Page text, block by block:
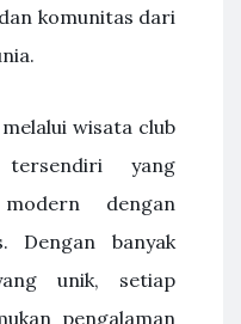
komunitas dari
wisata club
tersendiri yang
dengan
Dengan banyak
unik, setiap
pengalaman